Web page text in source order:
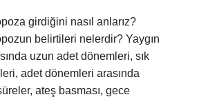
girdiğini nasıl anlarız?
belirtileri nelerdir? Yaygın
uzun adet dönemleri, sık
adet dönemleri arasında
ateş basması, gece